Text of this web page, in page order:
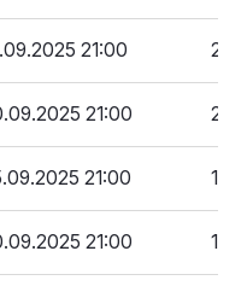
21:00
21:00
21:00 197
21:00 164